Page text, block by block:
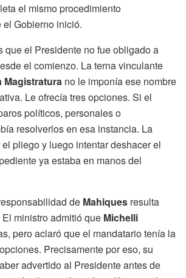
el mismo procedimiento
Gobierno inició.
que el Presidente no fue obligado a
el comienzo. La terna vinculante
Magistratura no le imponía ese nombre
Le ofrecía tres opciones. Si el
políticos, personales o
resolverlos en esa instancia. La
pliego y luego intentar deshacer el
ya estaba en manos del
de Mahiques resulta
ministro admitió que Michelli
pero aclaró que el mandatario tenía la
Precisamente por eso, su
advertido al Presidente antes de